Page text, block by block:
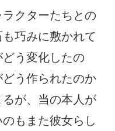
クターたちとの
巧みに敷かれて
う変化したの
う作られたのか
が、当の本人が
もまた彼女らし